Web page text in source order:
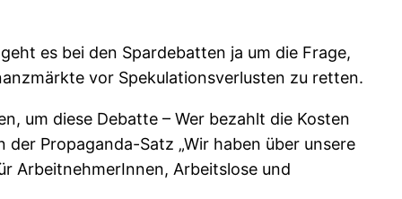
es bei den Spardebatten ja um die Frage,
vor Spekulationsverlusten zu retten.
um diese Debatte – Wer bezahlt die Kosten
Propaganda-Satz „Wir haben über unsere
ArbeitnehmerInnen, Arbeitslose und